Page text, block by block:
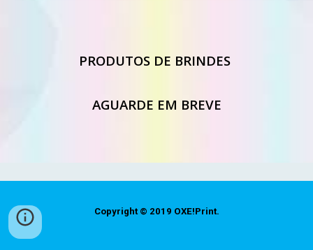
PRODUTOS DE BRINDES
AGUARDE EM BREVE
Copyright © 2019 OXE!Print.